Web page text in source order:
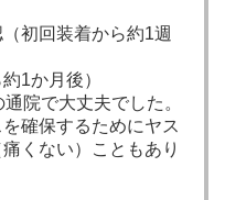
初回装着から約1週
1か月後）
院で大丈夫でした。
確保するためにヤス
くない）こともあり